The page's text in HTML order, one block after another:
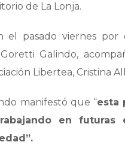
de La Lonja.
el pasado viernes
Galindo,
Libertea, Cristina
manifestó que “esta
en futuras